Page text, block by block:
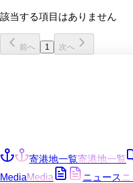
該当する項目はありません
前へ 1 次へ
寄港地一覧寄港地一覧
MediaMedia ニュース